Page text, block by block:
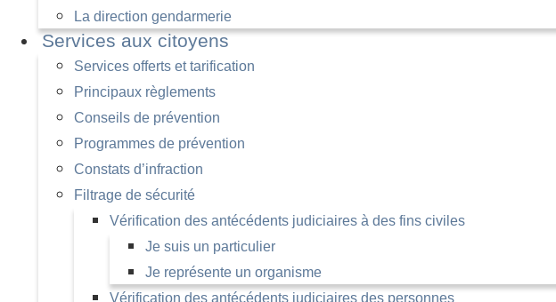
La direction gendarmerie
Services aux citoyens
Services offerts et tarification
Principaux règlements
Conseils de prévention
Programmes de prévention
Constats d’infraction
Filtrage de sécurité
Vérification des antécédents judiciaires à des fins civiles
Je suis un particulier
Je représente un organisme
Vérification des antécédents judiciaires des personnes